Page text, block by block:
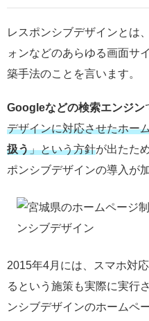
レスポンシブデザインとは
ォンなどのあらゆる画面サ
築手法のことを言います。
Googleなどの検索エンジン
デザインに対応させたホー
扱う」という方針が出たた
ポンシブデザインの導入が
2015年4月には、スマホ対
るという施策も実際に実行
ンシブデザインのホームペ